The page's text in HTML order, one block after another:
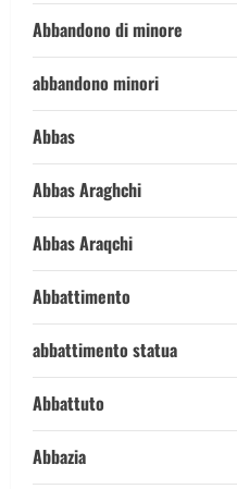
Abbandono di minore
abbandono minori
Abbas
Abbas Araghchi
Abbas Araqchi
Abbattimento
abbattimento statua
Abbattuto
Abbazia